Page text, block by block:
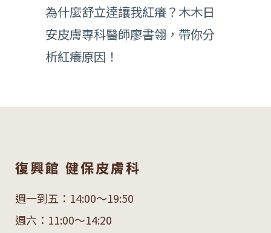
為什麼舒立達讓我紅癢？木木日
安皮膚專科醫師廖書翎，帶你分
析紅癢原因！
復興館 健保皮膚科
週一到五：14:00～19:50
週六：11:00～14:20